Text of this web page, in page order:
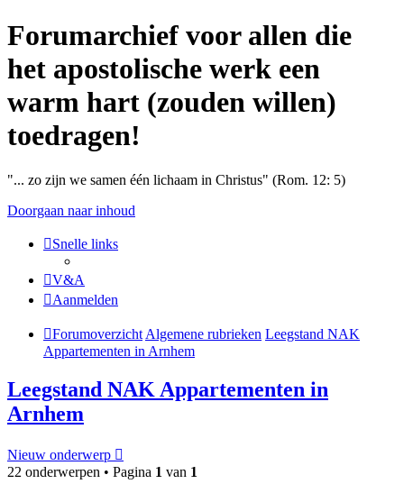
Forumarchief voor allen die
het apostolische werk een
warm hart (zouden willen)
toedragen!
"... zo zijn we samen één lichaam in Christus" (Rom. 12: 5)
Doorgaan naar inhoud
Snelle links
V&A
Aanmelden
Forumoverzicht Algemene rubrieken Leegstand NAK
Appartementen in Arnhem
Leegstand NAK Appartementen in
Arnhem
Nieuw onderwerp
22 onderwerpen • Pagina 1 van 1